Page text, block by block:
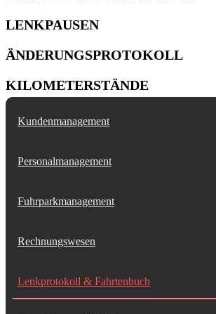
LENKPAUSEN
ÄNDERUNGSPROTOKOLL
KILOMETERSTÄNDE
Kundenmanagement
Personalmanagement
Fuhrparkmanagement
Rechnungswesen
Lenkprotokoll & Fahrtenbuch